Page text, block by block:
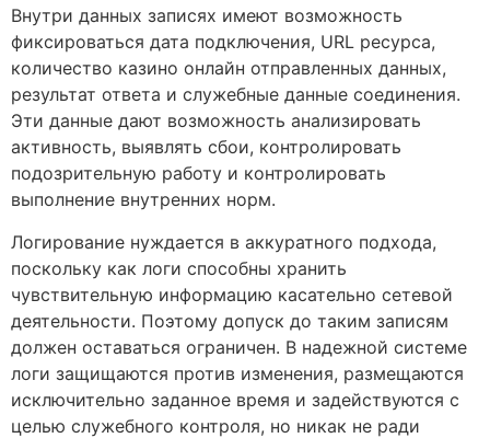
Внутри данных записях имеют возможность
фиксироваться дата подключения, URL ресурса,
количество казино онлайн отправленных данных,
результат ответа и служебные данные соединения.
Эти данные дают возможность анализировать
активность, выявлять сбои, контролировать
подозрительную работу и контролировать
выполнение внутренних норм.
Логирование нуждается в аккуратного подхода,
поскольку как логи способны хранить
чувствительную информацию касательно сетевой
деятельности. Поэтому допуск до таким записям
должен оставаться ограничен. В надежной системе
логи защищаются против изменения, размещаются
исключительно заданное время и задействуются с
целью служебного контроля, но никак не ради